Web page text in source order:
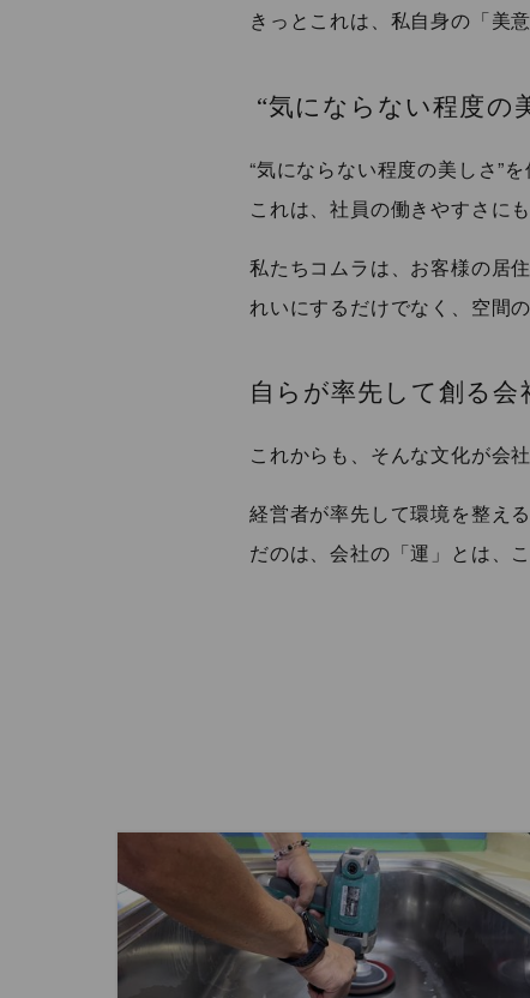
きっとこれは、私自身の「美
“気にならない程度の
“気にならない程度の美しさ”を
これは、社員の働きやすさに
私たちコムラは、お客様の居
れいにするだけでなく、空間
自らが率先して創る会
これからも、そんな文化が会
経営者が率先して環境を整え
だのは、会社の「運」とは、